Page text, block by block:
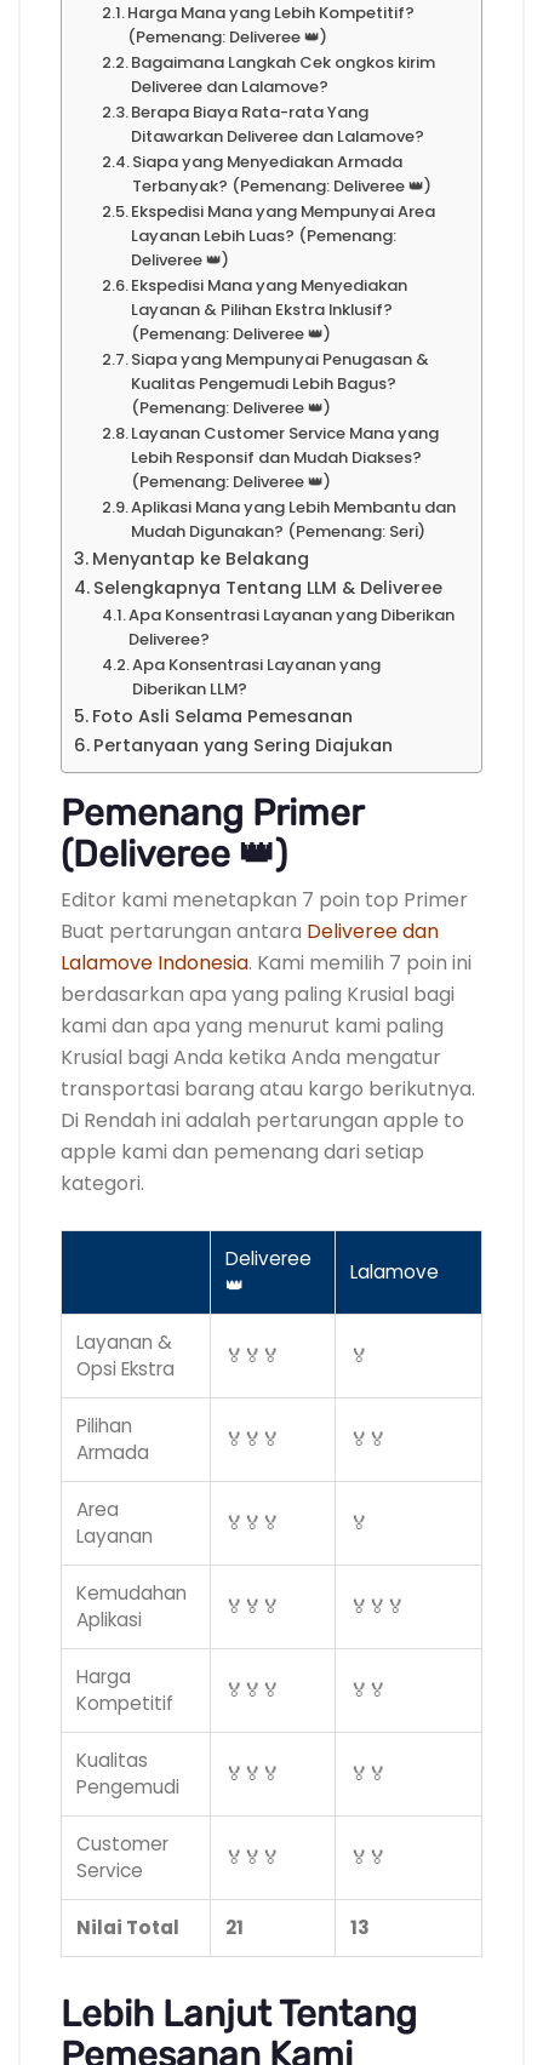
Harga Mana yang Lebih Kompetitif?
(Pemenang: Deliveree 👑)
Bagaimana Langkah Cek ongkos kirim
Deliveree dan Lalamove?
Berapa Biaya Rata-rata Yang
Ditawarkan Deliveree dan Lalamove?
Siapa yang Menyediakan Armada
Terbanyak? (Pemenang: Deliveree 👑)
Ekspedisi Mana yang Mempunyai Area
Layanan Lebih Luas? (Pemenang:
Deliveree 👑)
Ekspedisi Mana yang Menyediakan
Layanan & Pilihan Ekstra Inklusif?
(Pemenang: Deliveree 👑)
Siapa yang Mempunyai Penugasan &
Kualitas Pengemudi Lebih Bagus?
(Pemenang: Deliveree 👑)
Layanan Customer Service Mana yang
Lebih Responsif dan Mudah Diakses?
(Pemenang: Deliveree 👑)
Aplikasi Mana yang Lebih Membantu dan
Mudah Digunakan? (Pemenang: Seri)
Menyantap ke Belakang
Selengkapnya Tentang LLM & Deliveree
Apa Konsentrasi Layanan yang Diberikan
Deliveree?
Apa Konsentrasi Layanan yang
Diberikan LLM?
Foto Asli Selama Pemesanan
Pertanyaan yang Sering Diajukan
Pemenang Primer
(Deliveree 👑)
Editor kami menetapkan 7 poin top Primer
Buat pertarungan antara Deliveree dan
Lalamove Indonesia. Kami memilih 7 poin ini
berdasarkan apa yang paling Krusial bagi
kami dan apa yang menurut kami paling
Krusial bagi Anda ketika Anda mengatur
transportasi barang atau kargo berikutnya.
Di Rendah ini adalah pertarungan apple to
apple kami dan pemenang dari setiap
kategori.
Deliveree
👑
Lalamove
Layanan &
Opsi Ekstra
🏅🏅🏅 🏅
Pilihan
Armada
🏅🏅🏅 🏅🏅
Area
Layanan
🏅🏅🏅 🏅
Kemudahan
Aplikasi
🏅🏅🏅 🏅🏅🏅
Harga
Kompetitif
🏅🏅🏅 🏅🏅
Kualitas
Pengemudi
🏅🏅🏅 🏅🏅
Customer
Service
🏅🏅🏅 🏅🏅
Nilai Total 21 13
Lebih Lanjut Tentang
Pemesanan Kami